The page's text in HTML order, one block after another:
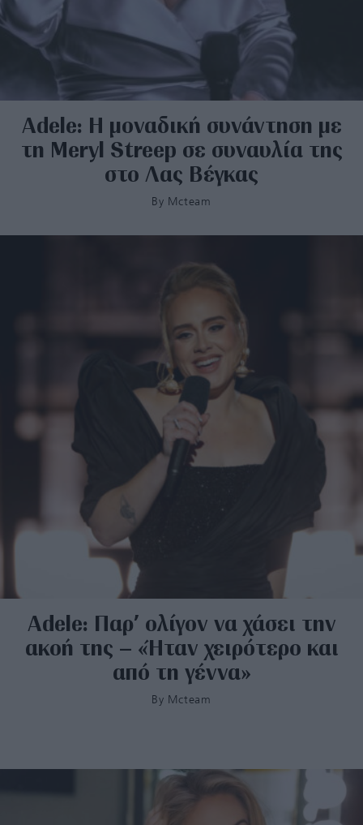
Adele: Η μοναδική συνάντηση με
τη Meryl Streep σε συναυλία της
στο Λας Βέγκας
By Mcteam
Adele: Παρ’ ολίγον να χάσει την
ακοή της – «Ήταν χειρότερο και
από τη γέννα»
By Mcteam